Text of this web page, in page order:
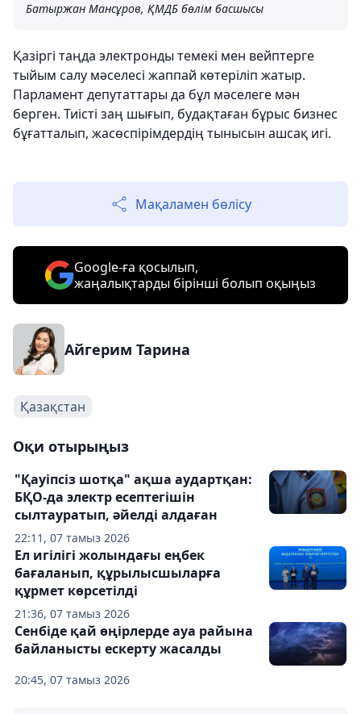
Батыржан Мансұров, ҚМДБ бөлім басшысы
Қазіргі таңда электронды темекі мен вейптерге
тыйым салу мәселесі жаппай көтеріліп жатыр.
Парламент депутаттары да бұл мәселеге мән
берген. Тиісті заң шығып, будақтаған бұрыс бизнес
бұғатталып, жасөспірімдердің тынысын ашсақ игі.
Мақаламен бөлісу
Google-ға қосылып,
жаңалықтарды бірінші болып оқыңыз
Айгерим Тарина
Қазақстан
Оқи отырыңыз
22:11, 07 тамыз 2026
"Қауіпсіз шотқа" ақша аудартқан:
БҚО-да электр есептегішін
сылтауратып, әйелді алдаған
21:36, 07 тамыз 2026
Ел игілігі жолындағы еңбек
бағаланып, құрылысшыларға
құрмет көрсетілді
20:45, 07 тамыз 2026
Сенбіде қай өңірлерде ауа райына
байланысты ескерту жасалды